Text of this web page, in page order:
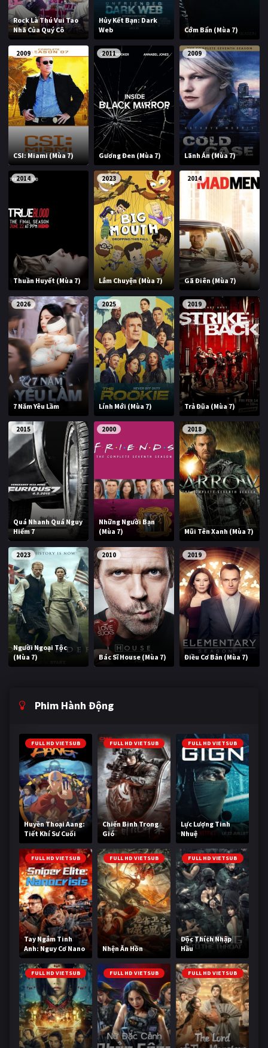
Rock Là Thú Vui Tao
Nhã Của Quý Cô
Hủy Kết Bạn: Dark
Web
Cớm Bẩn (Mùa 7)
2009
CSI: Miami (Mùa 7)
2011
Gương Đen (Mùa 7)
2009
Lãnh Án (Mùa 7)
2014
Thuần Huyết (Mùa 7)
2023
Lắm Chuyện (Mùa 7)
2014
Gã Điên (Mùa 7)
2026
7 Năm Yêu Lầm
2025
Lính Mới (Mùa 7)
2019
Trả Đũa (Mùa 7)
2015
Quá Nhanh Quá Nguy
Hiểm 7
2000
Những Người Bạn
(Mùa 7)
2018
Mũi Tên Xanh (Mùa 7)
2023
Người Ngoại Tộc
(Mùa 7)
2010
Bác Sĩ House (Mùa 7)
2019
Điều Cơ Bản (Mùa 7)
Phim Hành Động
FULL HD VIETSUB
Huyền Thoại Aang:
Tiết Khí Sư Cuối
Cùng
FULL HD VIETSUB
Chiến Binh Trong
Gió
FULL HD VIETSUB
Lực Lượng Tinh
Nhuệ
FULL HD VIETSUB
Tay Ngắm Tinh
Anh: Nguy Cơ Nano
FULL HD VIETSUB
Nhện Ăn Hồn
FULL HD VIETSUB
Độc Thích Nhập
Hầu
FULL HD VIETSUB FULL HD VIETSUB FULL HD VIETSUB